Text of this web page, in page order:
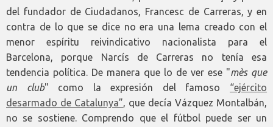
del fundador de Ciudadanos, Francesc de Carreras, y en
contra de lo que se dice no era una lema creado con el
menor espíritu reivindicativo nacionalista para el
Barcelona, porque Narcís de Carreras no tenía esa
tendencia política. De manera que lo de ver ese "mès que
un club" como la expresión del famoso “ejército
desarmado de Catalunya”, que decía Vázquez Montalbán,
no se sostiene. Comprendo que el fútbol puede ser un